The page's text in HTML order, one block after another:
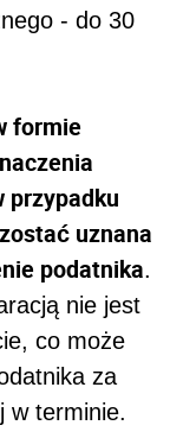
- do 30
formie
przypadku
uznana
podatnika.
nie jest
co może
za
w terminie.